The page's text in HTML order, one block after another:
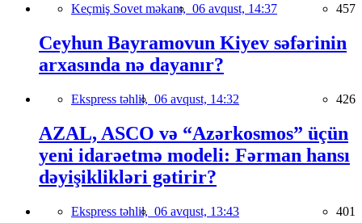
Keçmiş Sovet məkanı, 06 avqust, 14:37 457
Ceyhun Bayramovun Kiyev səfərinin
arxasında nə dayanır?
Ekspress təhlil, 06 avqust, 14:32 426
AZAL, ASCO və “Azərkosmos” üçün
yeni idarəetmə modeli: Fərman hansı
dəyişiklikləri gətirir?
Ekspress təhlil, 06 avqust, 13:43 401